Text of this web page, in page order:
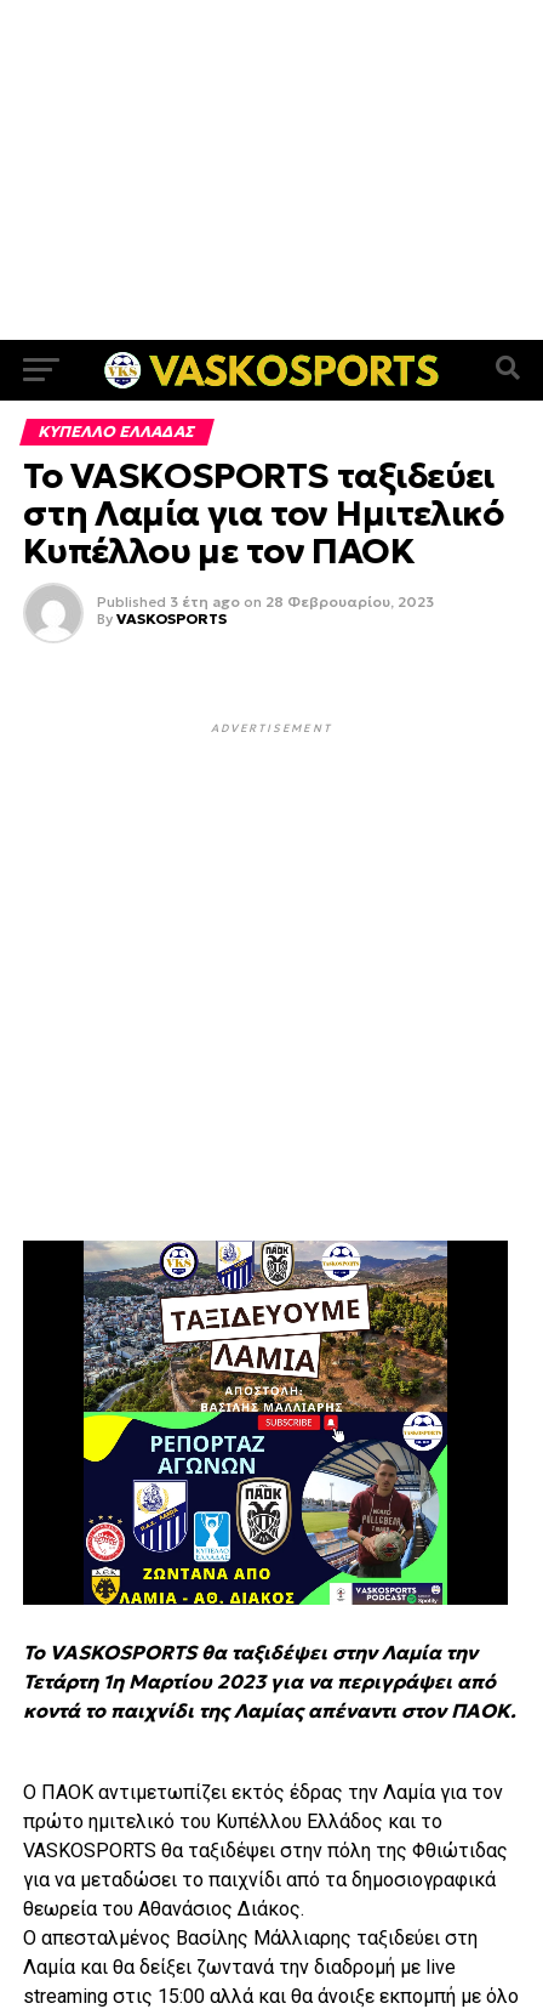
ΚΥΠΕΛΛΟ ΕΛΛΑΔΑΣ
Το VASKOSPORTS ταξιδεύει
στη Λαμία για τον Ημιτελικό
Κυπέλλου με τον ΠΑΟΚ
Published 3 έτη ago on 28 Φεβρουαρίου, 2023
By VASKOSPORTS
ADVERTISEMENT
Το VASKOSPORTS θα ταξιδέψει στην Λαμία την
Τετάρτη 1η Μαρτίου 2023 για να περιγράψει από
κοντά το παιχνίδι της Λαμίας απέναντι στον ΠΑΟΚ.
Ο ΠΑΟΚ αντιμετωπίζει εκτός έδρας την Λαμία για τον
πρώτο ημιτελικό του Κυπέλλου Ελλάδος και το
VASKOSPORTS θα ταξιδέψει στην πόλη της Φθιώτιδας
για να μεταδώσει το παιχνίδι από τα δημοσιογραφικά
θεωρεία του Αθανάσιος Διάκος.
Ο απεσταλμένος Βασίλης Μάλλιαρης ταξιδεύει στη
Λαμία και θα δείξει ζωντανά την διαδρομή με live
streaming στις 15:00 αλλά και θα άνοιξε εκπομπή με όλο